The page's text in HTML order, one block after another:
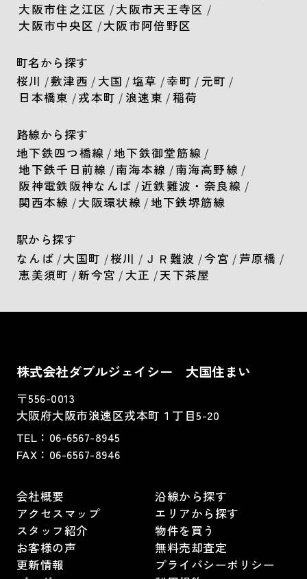
大阪市住之江区 /大阪市天王寺区 /
大阪市中央区 /大阪市阿倍野区
町名から探す
桜川 /敷津西 / 大国 /塩草 /幸町 / 元町 /
日本橋東 /戎本町 / 浪速東 /稲荷
路線から探す
地下鉄四つ橋線 /地下鉄御堂筋線 /
地下鉄千日前線 /南海本線 /南海高野線 /
阪神電鉄阪神なんば /近鉄難波・奈良線 /
関西本線 /大阪環状線 /地下鉄堺筋線
駅から探す
なんば /大国町 /桜川 / ＪＲ難波 /今宮 / 芦原橋 /
恵美須町 /新今宮 / 大正 /天下茶屋
株式会社ダブルジェイシー 大国住まい
〒556-0013
大阪府大阪市浪速区戎本町１丁目5-20
TEL： 06-6567-8945
FAX：06-6567-8946
会社概要
アクセスマップ
スタッフ紹介
お客様の声
更新情報
沿線から探す
エリアから探す
物件を買う
無料売却査定
プライバシーポリシー